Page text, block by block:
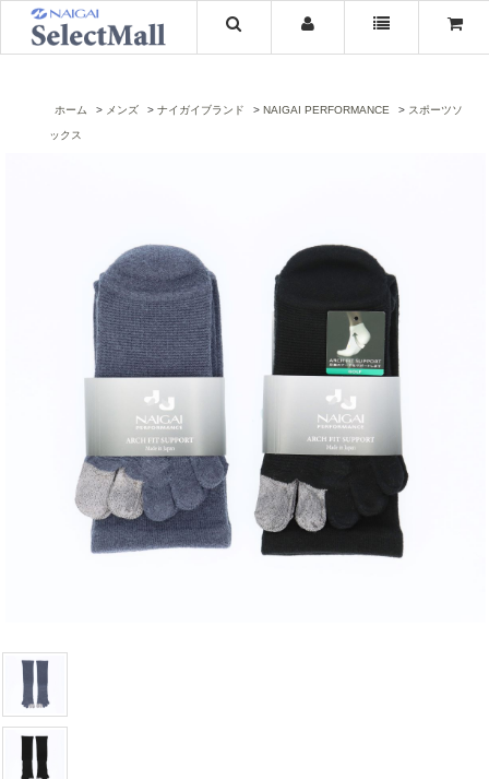
ホーム メンズ ナイガイブランド NAIGAI PERFORMANCE スポーツソ
ックス